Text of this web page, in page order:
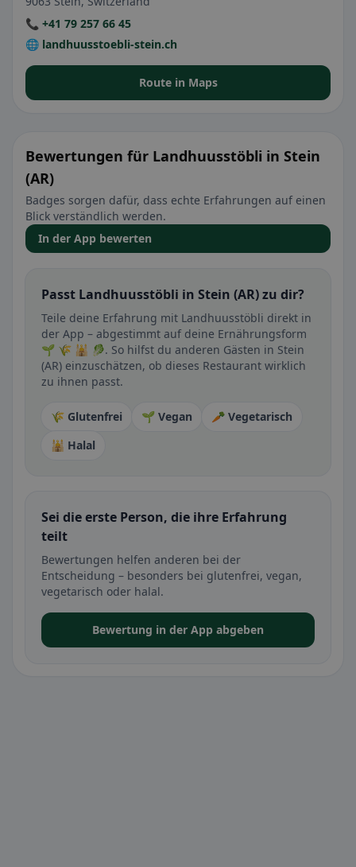
📞 +41 79 257 66 45
🌐 landhuusstoebli-stein.ch
Route in Maps
Bewertungen für Landhuusstöbli in Stein
(AR)
Badges sorgen dafür, dass echte Erfahrungen auf einen
Blick verständlich werden.
In der App bewerten
Passt Landhuusstöbli in Stein (AR) zu dir?
Teile deine Erfahrung mit Landhuusstöbli direkt in
der App – abgestimmt auf deine Ernährungsform
🌱 🌾 🕌 🥬. So hilfst du anderen Gästen in Stein
(AR) einzuschätzen, ob dieses Restaurant wirklich
zu ihnen passt.
🌾 Glutenfrei 🌱 Vegan
🥕 Vegetarisch
🕌 Halal
Sei die erste Person, die ihre Erfahrung
teilt
Bewertungen helfen anderen bei der
Entscheidung – besonders bei glutenfrei, vegan,
vegetarisch oder halal.
Bewertung in der App abgeben